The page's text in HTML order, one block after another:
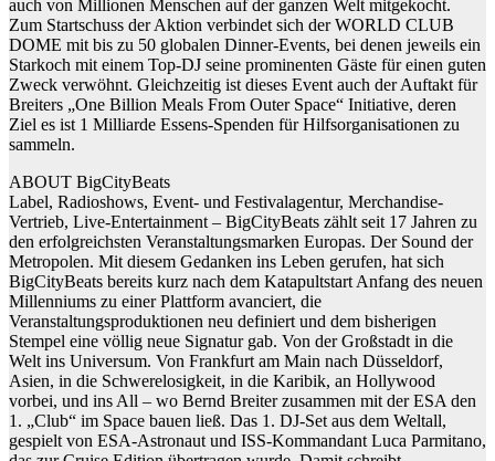
auch von Millionen Menschen auf der ganzen Welt mitgekocht.
Zum Startschuss der Aktion verbindet sich der WORLD CLUB
DOME mit bis zu 50 globalen Dinner-Events, bei denen jeweils ein
Starkoch mit einem Top-DJ seine prominenten Gäste für einen guten
Zweck verwöhnt. Gleichzeitig ist dieses Event auch der Auftakt für
Breiters „One Billion Meals From Outer Space“ Initiative, deren
Ziel es ist 1 Milliarde Essens-Spenden für Hilfsorganisationen zu
sammeln.
ABOUT BigCityBeats
Label, Radioshows, Event- und Festivalagentur, Merchandise-
Vertrieb, Live-Entertainment – BigCityBeats zählt seit 17 Jahren zu
den erfolgreichsten Veranstaltungsmarken Europas. Der Sound der
Metropolen. Mit diesem Gedanken ins Leben gerufen, hat sich
BigCityBeats bereits kurz nach dem Katapultstart Anfang des neuen
Millenniums zu einer Plattform avanciert, die
Veranstaltungsproduktionen neu definiert und dem bisherigen
Stempel eine völlig neue Signatur gab. Von der Großstadt in die
Welt ins Universum. Von Frankfurt am Main nach Düsseldorf,
Asien, in die Schwerelosigkeit, in die Karibik, an Hollywood
vorbei, und ins All – wo Bernd Breiter zusammen mit der ESA den
1. „Club“ im Space bauen ließ. Das 1. DJ-Set aus dem Weltall,
gespielt von ESA-Astronaut und ISS-Kommandant Luca Parmitano,